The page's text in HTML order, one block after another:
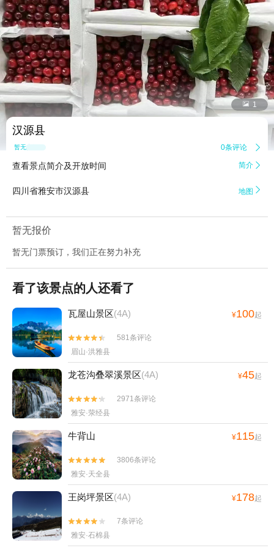
 1
汉源县
暂无点评 0条评论 
查看景点简介及开放时间 简介 
四川省雅安市汉源县 地图 
暂无报价
暂无门票预订，我们正在努力补充
看了该景点的人还看了
瓦屋山景区(4A) ¥100起


581条评论
眉山·洪雅县
龙苍沟叠翠溪景区(4A) ¥45起


2971条评论
雅安·荥经县
牛背山 ¥115起


3806条评论
雅安·天全县
王岗坪景区(4A) ¥178起


7条评论
雅安·石棉县
